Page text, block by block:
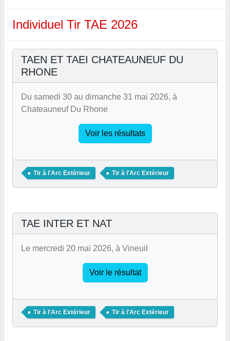
Individuel Tir TAE 2026
TAEN ET TAEI CHATEAUNEUF DU
RHONE
Du samedi 30 au dimanche 31 mai 2026, à
Chateauneuf Du Rhone
Voir les résultats
Tir à l'Arc Extérieur Tir à l'Arc Extérieur
TAE INTER ET NAT
Le mercredi 20 mai 2026, à Vineuil
Voir le résultat
Tir à l'Arc Extérieur Tir à l'Arc Extérieur